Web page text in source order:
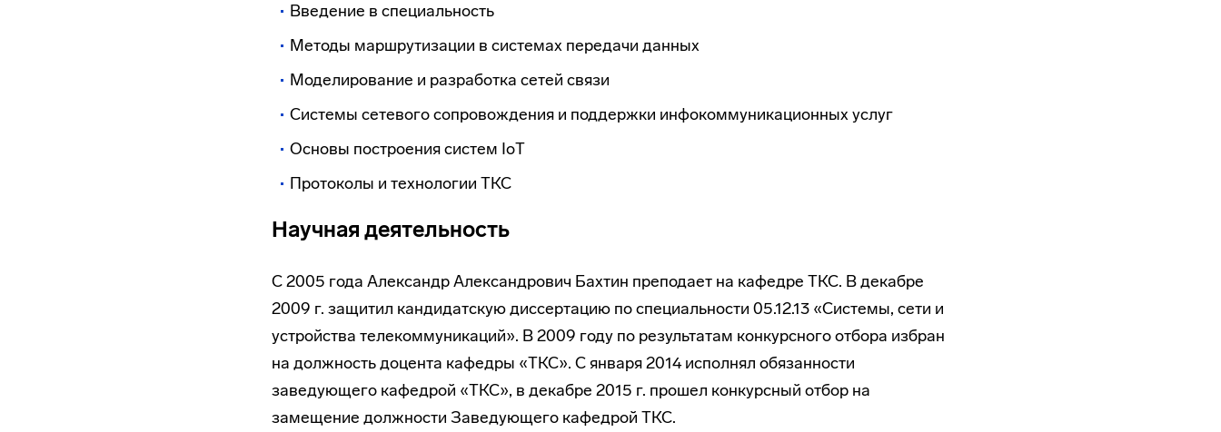
Введение в специальность
Методы маршрутизации в системах передачи данных
Моделирование и разработка сетей связи
Системы сетевого сопровождения и поддержки инфокоммуникационных услуг
Основы построения систем IoT
Протоколы и технологии ТКС
Научная деятельность
С 2005 года Александр Александрович Бахтин преподает на кафедре ТКС. В декабре
2009 г. защитил кандидатскую диссертацию по специальности 05.12.13 «Системы, сети и
устройства телекоммуникаций». В 2009 году по результатам конкурсного отбора избран
на должность доцента кафедры «ТКС». С января 2014 исполнял обязанности
заведующего кафедрой «ТКС», в декабре 2015 г. прошел конкурсный отбор на
замещение должности Заведующего кафедрой ТКС.